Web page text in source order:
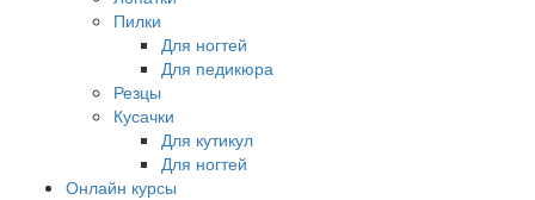
Пилки
Для ногтей
Для педикюра
Резцы
Кусачки
Для кутикул
Для ногтей
Онлайн курсы